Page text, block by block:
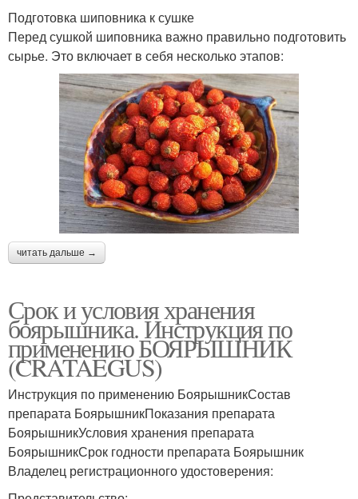
Подготовка шиповника к сушке
Перед сушкой шиповника важно правильно подготовить
сырье. Это включает в себя несколько этапов:
читать дальше →
Срок и условия хранения
боярышника. Инструкция по
применению БОЯРЫШНИК
(CRATAEGUS)
Инструкция по применению БоярышникСостав
препарата БоярышникПоказания препарата
БоярышникУсловия хранения препарата
БоярышникСрок годности препарата Боярышник
Владелец регистрационного удостоверения: